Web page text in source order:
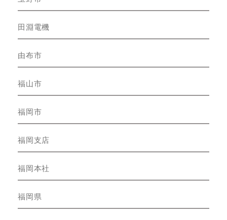
田淵電機
由布市
福山市
福岡市
福岡支店
福岡本社
福岡県